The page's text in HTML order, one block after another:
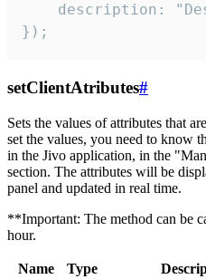
description:
});
setClientAtributes#
Sets the values ​​of attributes that
set the values, you need to know
in the Jivo application, in the
section. The attributes will be
panel and updated in real time.
**Important: The method can be
hour.
Name Type